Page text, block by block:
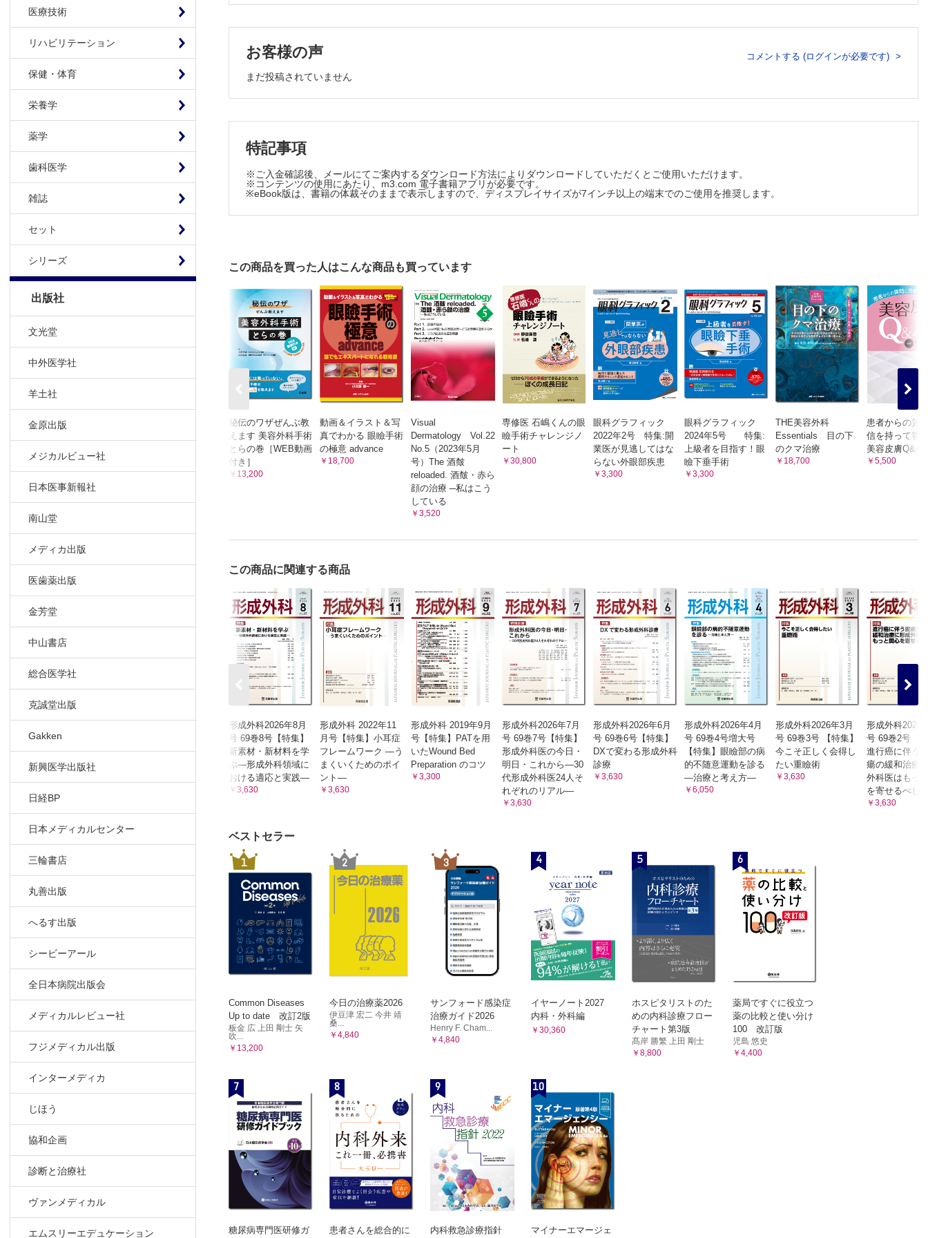
医療技術
リハビリテーション
保健・体育
栄養学
薬学
歯科医学
雑誌
セット
シリーズ
出版社
文光堂
中外医学社
羊土社
金原出版
メジカルビュー社
日本医事新報社
南山堂
メディカ出版
医歯薬出版
金芳堂
中山書店
総合医学社
克誠堂出版
Gakken
新興医学出版社
日経BP
日本メディカルセンター
三輪書店
丸善出版
へるす出版
シービーアール
全日本病院出版会
メディカルレビュー社
フジメディカル出版
インターメディカ
じほう
協和企画
診断と治療社
ヴァンメディカル
エムスリーエデュケーション
第2回講義 続・測定値が1種類の場合 武川 公 ほか
原著
症例
創の状態に応じてベバシズマブ投与を制御し創治癒に至った尾骨部褥瘡の1例 長谷川泰子 ほか
その他
INFORMATION
編集後記 杠 俊介
お客様の声 コメントする (ログインが必要です)
まだ投稿されていません
特記事項
※ご入金確認後、メールにてご案内するダウンロード方法によりダウンロードしていただくとご使用いただけます。
※コンテンツの使用にあたり、m3.com 電子書籍アプリが必要です。
※eBook版は、書籍の体裁そのままで表示しますので、ディスプレイサイズが7インチ以上の端末でのご使用を推奨します。
この商品を買った人はこんな商品も買っています
秘伝のワザぜんぶ教
えます 美容外科手術
とらの巻［WEB動画
付き］
￥13,200
動画＆イラスト＆写
真でわかる 眼瞼手術
の極意 advance
￥18,700
Visual
Dermatology Vol.22
No.5（2023年5月
号）The 酒皶
reloaded. 酒皶・赤ら
顔の治療 ─私はこう
している
￥3,520
専修医 石嶋くんの眼
瞼手術チャレンジノ
ート
￥30,800
眼科グラフィック
2022年2号 特集:開
業医が見逃してはな
らない外眼部疾患
￥3,300
眼科グラフィック
2024年5号 特集:
上級者を目指す！眼
瞼下垂手術
￥3,300
THE美容外科
Essentials 目の下
のクマ治療
￥18,700
患者からの質
信を持って
美容皮膚Q&A
￥5,500
この商品に関連する商品
形成外科2026年8月
号 69巻8号【特集】
新素材・新材料を学
ぶ—形成外科領域に
おける適応と実践―
￥3,630
形成外科 2022年11
月号【特集】小耳症
フレームワーク ―う
まくいくためのポイ
ント―
￥3,630
形成外科 2019年9月
号【特集】PATを用
いたWound Bed
Preparation のコツ
￥3,300
形成外科2026年7月
号 69巻7号【特集】
形成外科医の今日・
明日・これから―30
代形成外科医24人そ
れぞれのリアル―
￥3,630
形成外科2026年6月
号 69巻6号【特集】
DXで変わる形成外科
診療
￥3,630
形成外科2026年4月
号 69巻4号増大号
【特集】眼瞼部の病
的不随意運動を診る
―治療と考え方―
￥6,050
形成外科2026年3月
号 69巻3号 【特集】
今こそ正しく会得し
たい重瞼術
￥3,630
形成外科2026
号 69巻2号 【
進行癌に伴う
瘍の緩和治療
外科医はもっ
を寄せるべし
￥3,630
ベストセラー
1
Common Diseases
Up to date 改訂2版
板金 広 上田 剛士 矢
吹...
￥13,200
2
今日の治療薬2026
伊豆津 宏二 今井 靖
桑...
￥4,840
3
サンフォード感染症
治療ガイド2026
Henry F. Cham...
￥4,840
4
イヤーノート2027
内科・外科編
￥30,360
5
ホスピタリストのた
めの内科診療フロー
チャート第3版
髙岸 勝繁 上田 剛士
￥8,800
6
薬局ですぐに役立つ
薬の比較と使い分け
100 改訂版
児島 悠史
￥4,400
7
糖尿病専門医研修ガ
8
患者さんを総合的に
9
内科救急診療指針
10
マイナーエマージェ